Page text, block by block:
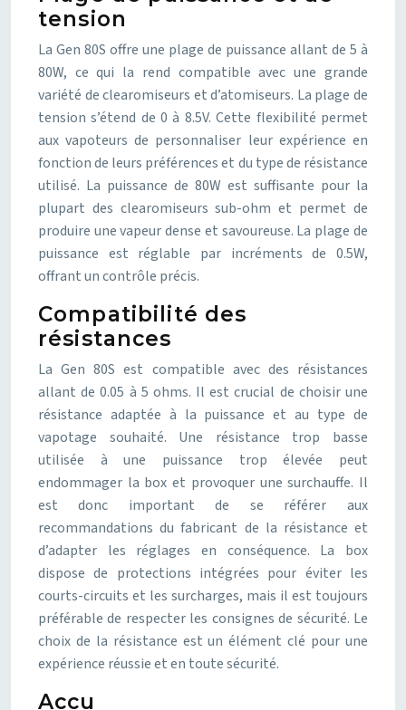
tension
La Gen 80S offre une plage de puissance allant de 5 à
80W, ce qui la rend compatible avec une grande
variété de clearomiseurs et d’atomiseurs. La plage de
tension s’étend de 0 à 8.5V. Cette flexibilité permet
aux vapoteurs de personnaliser leur expérience en
fonction de leurs préférences et du type de résistance
utilisé. La puissance de 80W est suffisante pour la
plupart des clearomiseurs sub-ohm et permet de
produire une vapeur dense et savoureuse. La plage de
puissance est réglable par incréments de 0.5W,
offrant un contrôle précis.
Compatibilité des
résistances
La Gen 80S est compatible avec des résistances
allant de 0.05 à 5 ohms. Il est crucial de choisir une
résistance adaptée à la puissance et au type de
vapotage souhaité. Une résistance trop basse
utilisée à une puissance trop élevée peut
endommager la box et provoquer une surchauffe. Il
est donc important de se référer aux
recommandations du fabricant de la résistance et
d’adapter les réglages en conséquence. La box
dispose de protections intégrées pour éviter les
courts-circuits et les surcharges, mais il est toujours
préférable de respecter les consignes de sécurité. Le
choix de la résistance est un élément clé pour une
expérience réussie et en toute sécurité.
Accu